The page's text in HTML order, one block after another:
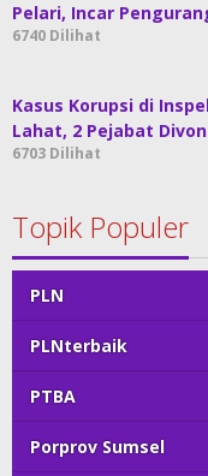
Pelari, Incar
6740 Dilihat
Kasus Korupsi di
Lahat, 2 Pejabat
6703 Dilihat
Topik Populer
PLN
PLNterbaik
PTBA
Porprov Sumsel